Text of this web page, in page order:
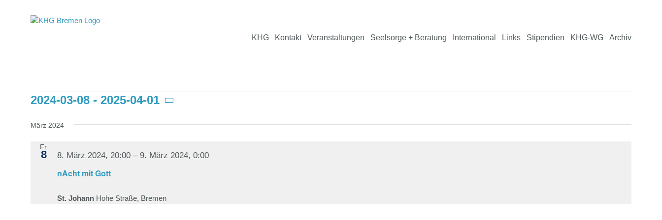
KHG
Kontakt Veranstaltungen Seelsorge + Beratung International Links Stipendien KHG-WG Archiv
Veranstaltungen
2024-03-08 - 2025-04-01
wählen.
März 2024
Fr.
8
nAcht mit Gott
8. März 2024, 20:00 – 9. März 2024, 0:00
St. Johann Hohe Straße, Bremen